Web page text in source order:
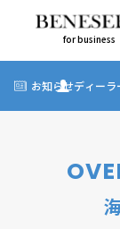
お知らせ
ディーラーとは
for business
お知らせディーラ